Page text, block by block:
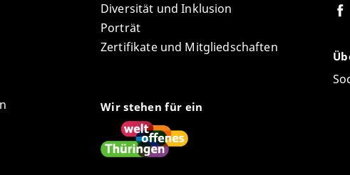
Diversität und Inklusion
Porträt
Zertifikate und Mitgliedschaften
Wir stehen für ein